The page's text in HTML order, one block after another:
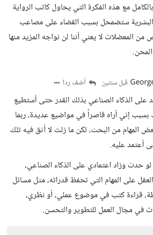
مع هذه الفكرة التي يحاول كاتب الرواية
البشرية ستضمحل بسبب القضاء على مصاعب
من المعضلات لا يعني أننا لن نواجه المزيد منها
قبل سنتين أضف ردا
على الذكاء الصناعي بذلك القدر حتى أستطيع
إني أراه قاصراً في مواضيع عديدة، ربما
المهام من البحث، لكن ما زلت لا أثق فيه تلك
أعتمد عليه.
لو حدث وزاد اعتمادي على الذكاء الصناعي،
على المهام التي تحفظ قدراته، مثل مسائل
قراءة كتب في موضوع عملي، أو نظري،
في مجال العمل للتطوير والتحسن.